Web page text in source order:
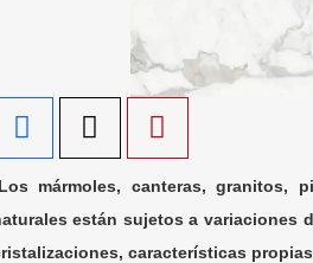
mármoles, canteras, granitos,
están sujetos a variaciones
características